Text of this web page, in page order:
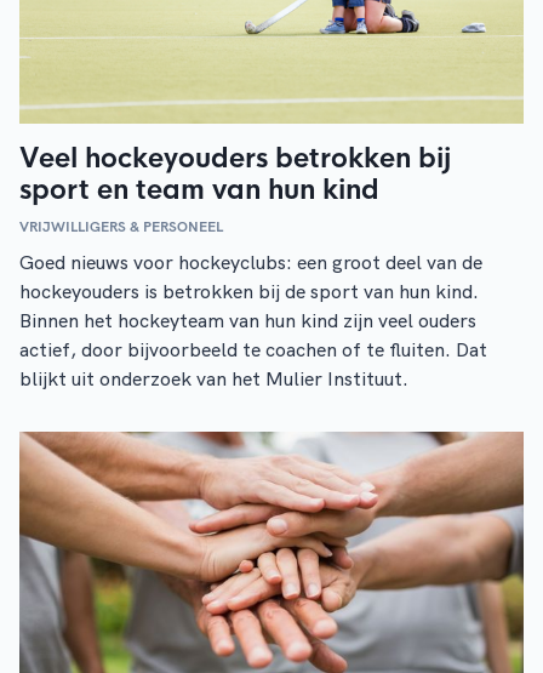
Veel hockeyouders betrokken bij
sport en team van hun kind
VRIJWILLIGERS & PERSONEEL
Goed nieuws voor hockeyclubs: een groot deel van de
hockeyouders is betrokken bij de sport van hun kind.
Binnen het hockeyteam van hun kind zijn veel ouders
actief, door bijvoorbeeld te coachen of te fluiten. Dat
blijkt uit onderzoek van het Mulier Instituut.